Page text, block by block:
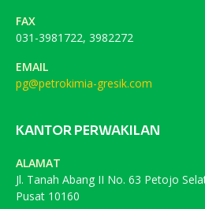
FAX
031-3981722, 3982272
EMAIL
pg@petrokimia-gresik.com
KANTOR PERWAKILAN
ALAMAT
Jl. Tanah Abang II No. 63 Petojo
Pusat 10160